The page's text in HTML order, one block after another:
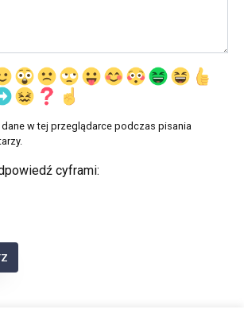
w tej przeglądarce podczas pisania
cyframi: